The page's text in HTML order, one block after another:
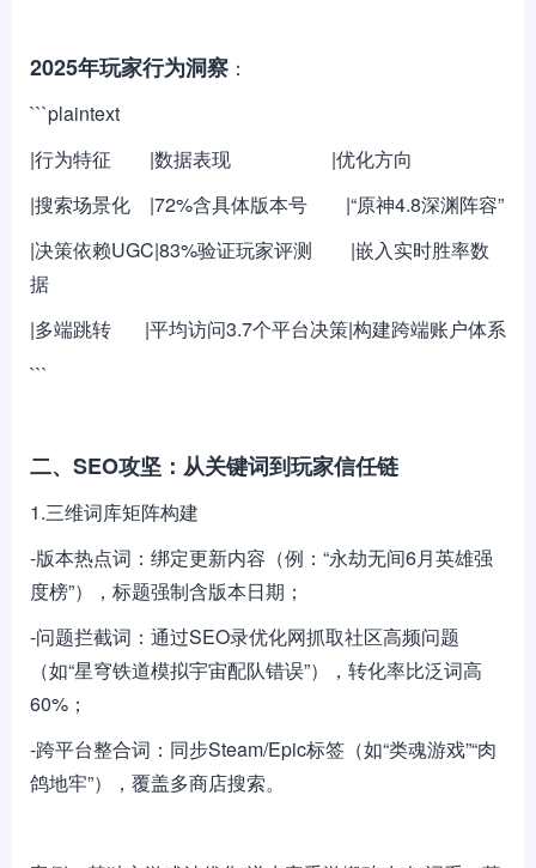
2025年玩家行为洞察 ：
```plaintext
|行为特征 |数据表现 |优化方向
|搜索场景化 |72%含具体版本号 |“原神4.8深渊阵容”
|决策依赖UGC|83%验证玩家评测 |嵌入实时胜率数
据
|多端跳转 |平均访问3.7个平台决策|构建跨端账户体系
```
二、SEO攻坚：从关键词到玩家信任链
1.三维词库矩阵构建
-版本热点词：绑定更新内容（例：“永劫无间6月英雄强
度榜”），标题强制含版本日期；
-问题拦截词：通过SEO录优化网抓取社区高频问题
（如“星穹铁道模拟宇宙配队错误”），转化率比泛词高
60%；
-跨平台整合词：同步Steam/Epic标签（如“类魂游戏”“肉
鸽地牢”），覆盖多商店搜索。